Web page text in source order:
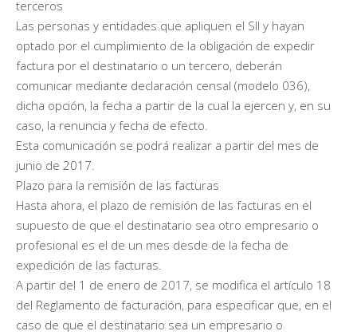
terceros
Las personas y entidades que apliquen el SII y hayan
optado por el cumplimiento de la obligación de expedir
factura por el destinatario o un tercero, deberán
comunicar mediante declaración censal (modelo 036),
dicha opción, la fecha a partir de la cual la ejercen y, en su
caso, la renuncia y fecha de efecto.
Esta comunicación se podrá realizar a partir del mes de
junio de 2017.
Plazo para la remisión de las facturas
Hasta ahora, el plazo de remisión de las facturas en el
supuesto de que el destinatario sea otro empresario o
profesional es el de un mes desde de la fecha de
expedición de las facturas.
A partir del 1 de enero de 2017, se modifica el artículo 18
del Reglamento de facturación, para especificar que, en el
caso de que el destinatario sea un empresario o